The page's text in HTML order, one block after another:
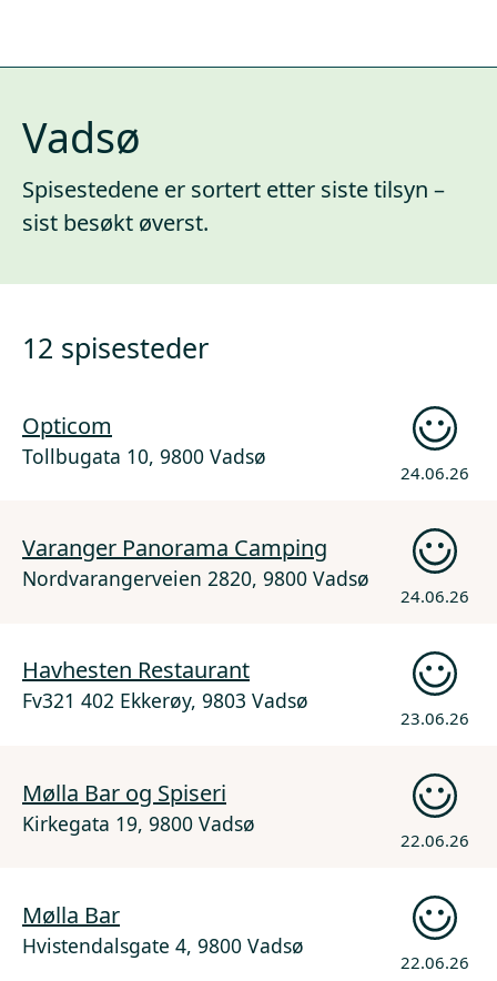
Vadsø
Spisestedene er sortert etter siste tilsyn –
sist besøkt øverst.
12 spisesteder
Opticom
Tollbugata 10, 9800 Vadsø
24.06.26
Varanger Panorama Camping
Nordvarangerveien 2820, 9800 Vadsø
24.06.26
Havhesten Restaurant
Fv321 402 Ekkerøy, 9803 Vadsø
23.06.26
Mølla Bar og Spiseri
Kirkegata 19, 9800 Vadsø
22.06.26
Mølla Bar
Hvistendalsgate 4, 9800 Vadsø
22.06.26